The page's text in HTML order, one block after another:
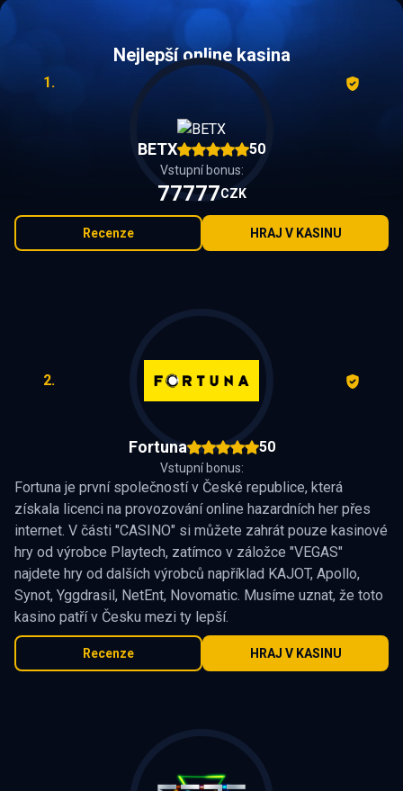
Nejlepší online kasina
1.
BETX 50
Vstupní bonus:
77777CZK
Recenze HRAJ V KASINU
2.
Fortuna 50
Vstupní bonus:
Fortuna je první společností v České republice, která
získala licenci na provozování online hazardních her přes
internet. V části "CASINO" si můžete zahrát pouze kasinové
hry od výrobce Playtech, zatímco v záložce "VEGAS"
najdete hry od dalších výrobců například KAJOT, Apollo,
Synot, Yggdrasil, NetEnt, Novomatic. Musíme uznat, že toto
kasino patří v Česku mezi ty lepší.
Recenze HRAJ V KASINU